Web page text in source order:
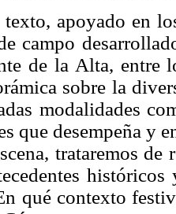
texto, apoyado en
campo
de la Alta, entre
sobre la
modalidades
que desempeña y
trataremos
qué contexto